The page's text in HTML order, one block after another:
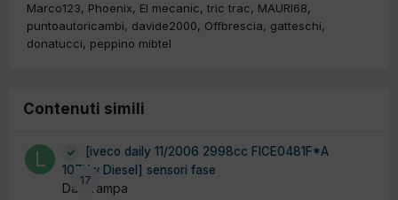
Marco123 Phoenix El mecanic tric trac
MAURI68
puntoautoricambi
davide2000 Offbrescia
gatteschi
donatucci
peppino mibtel
Contenuti simili
17
[iveco daily 11/2006 2998cc FICE0481F*A
107Kw Diesel] sensori fase
Da larampa